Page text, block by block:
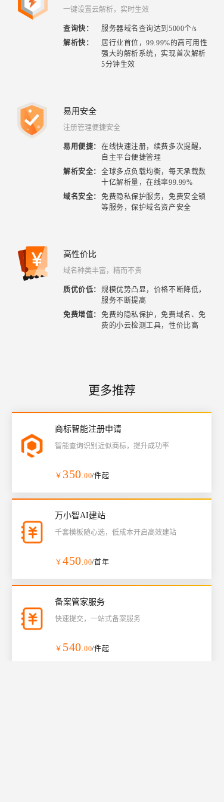
一键设置云解析，实时生效
查询快 ：
服务器域名查询达到5000个/s
解析快 ：
居行业首位，99.99%的高可用性
强大的解析系统，实现首次解析
5分钟生效
易用安全
注册管理便捷安全
易用便捷： 在线快速注册，续费多次提醒，
自主平台便捷管理
解析安全： 全球多点负载均衡，每天承载数
十亿解析量，在线率99.99%
域名安全： 免费隐私保护服务，免费安全锁
等服务，保护域名资产安全
高性价比
域名种类丰富，精而不贵
质优价低： 规模优势凸显，价格不断降低，
服务不断提高
免费增值： 免费的隐私保护，免费域名、免
费的小云检测工具，性价比高
更多推荐
商标智能注册申请
智能查询识别近似商标，提升成功率
￥ 350.00/件起
万小智AI建站
千套模板随心选，低成本开启高效建站
￥ 450.00/首年
备案管家服务
快速提交，一站式备案服务
￥ 540.00/件起